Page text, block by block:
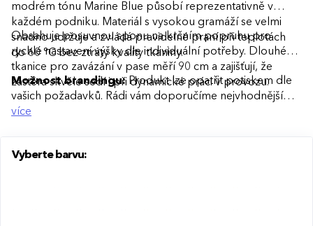
modrém tónu Marine Blue působí reprezentativně v
každém podniku. Materiál s vysokou gramáží se velmi
snadno udržuje a zvládá pravidelné praní při teplotách
do 60 °C bez ztráty kvality tkaniny.
Obsahuje posuvnou sponu na krčním popruhu pro
rychlé nastavení výšky dle individuální potřeby. Dlouhé
tkanice pro zavázání v pase měří 90 cm a zajišťují, že
zástěra skvěle sedí i při dynamické práci v provozu.
Možnost brandingu:Produkt lze opatřit potiskem dle
vašich požadavků. Rádi vám doporučíme nejvhodnější
technologii potisku s ohledem na design i váš rozpočet.
více
Vyberte barvu: